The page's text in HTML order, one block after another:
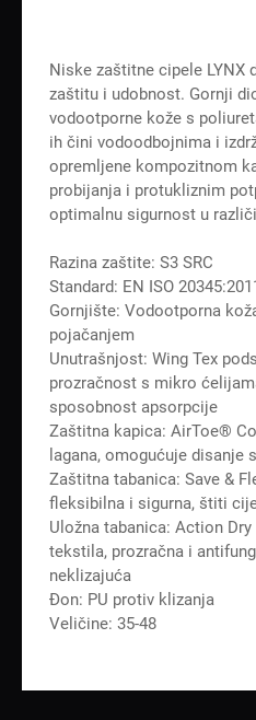
Niske zaštitne cipele LYNX
zaštitu i udobnost. Gornji
vodootporne kože s
ih čini vodoodbojnima i
opremljene kompozitnom
probijanja i protukliznim
optimalnu sigurnost u
Razina zaštite: S3 SRC
Standard: EN ISO
Gornjište: Vodootporna
pojačanjem
Unutrašnjost: Wing Tex
prozračnost s mikro
sposobnost apsorpcije
Zaštitna kapica: AirToe®
lagana, omogućuje disanje
Zaštitna tabanica: Save &
fleksibilna i sigurna, štiti
Uložna tabanica: Action
tekstila, prozračna i
neklizajuća
Đon: PU protiv klizanja
Veličine: 35-48